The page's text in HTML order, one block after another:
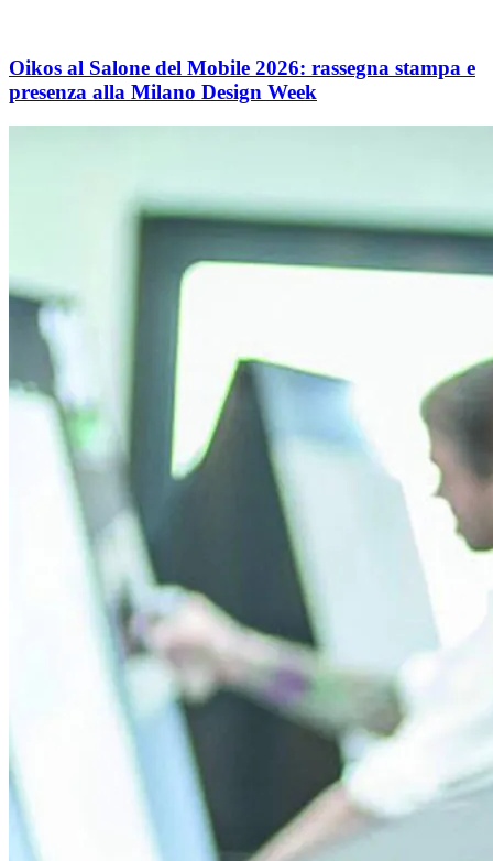
Oikos al Salone del Mobile 2026: rassegna stampa e
presenza alla Milano Design Week